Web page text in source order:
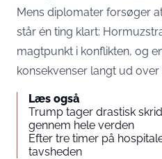
Mens diplomater forsøger
står én ting klart:
magtpunkt i konflikten, og
konsekvenser langt ud
Læs også
Trump tager drastisk
gennem hele verden
Efter tre timer på
tavsheden